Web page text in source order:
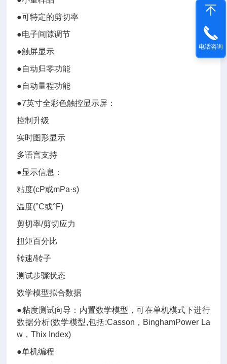
●可特定的剪切率
●电子间隙调节
●触屏显示
●自动归零功能
●自动量程功能
●7英寸全彩色触控显示屏：
控制升级
实时图形显示
多语言支持
●显示信息：
粘度(cP或mPa·s)
温度(°C或°F)
剪切率/剪切应力
扭矩百分比
转速/转子
测试步骤状态
数学模型拟合数据
●粘度测试向导：内置数学模型，可在单机模式下进行
数据分析(数学模型,包括:Casson，BinghamPower La
w，Thix Index)
●单机编程
电话咨询